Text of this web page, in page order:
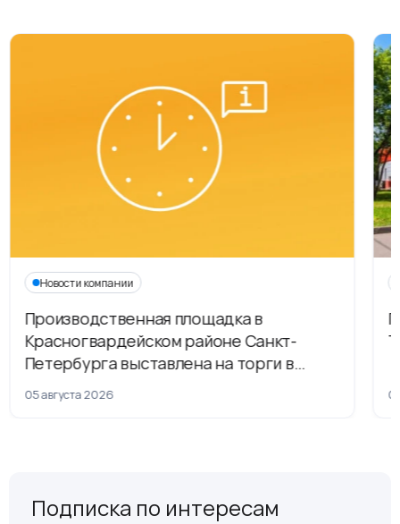
Новости компании
Производственная площадка в
Красногвардейском районе Санкт-
Петербурга выставлена на торги в
рамках приватизации
05 августа 2026
Подписка по интересам